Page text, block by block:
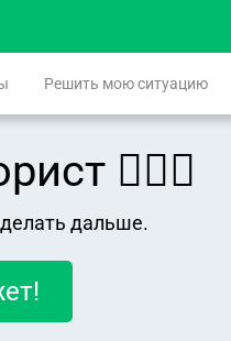
Решить мою ситуацию
👨🏻‍⚖️
дальше.